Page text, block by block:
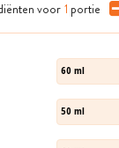
voor 1 portie
60 ml
50 ml